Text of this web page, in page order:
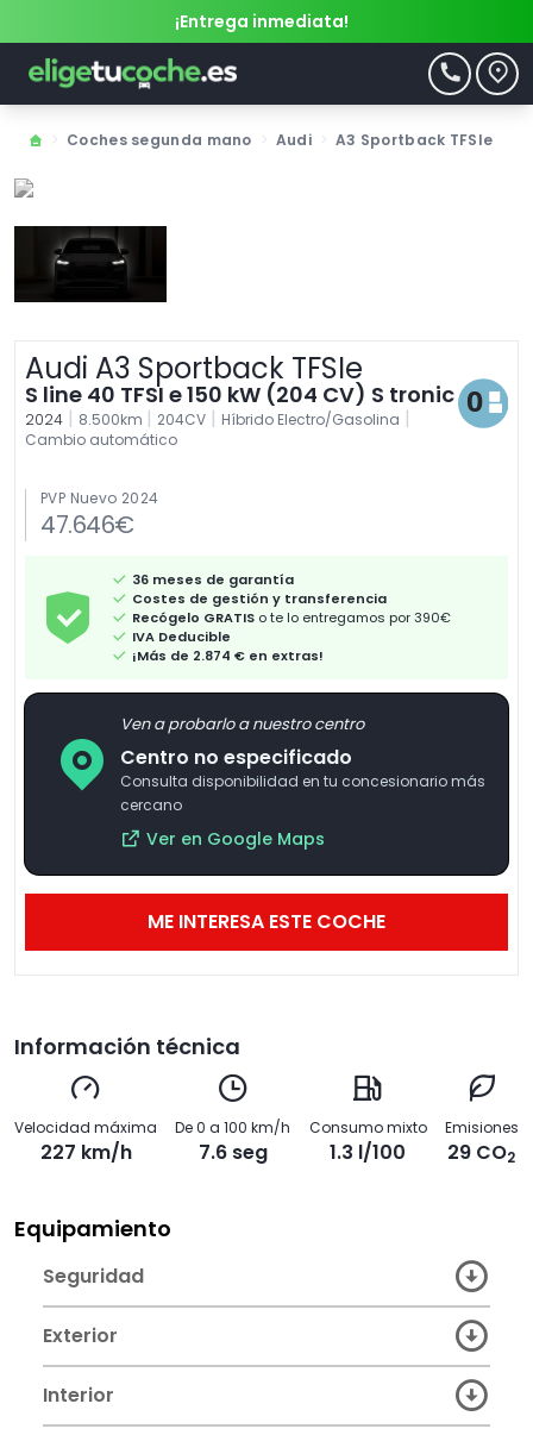
¡Entrega inmediata!
Coches segunda mano Audi A3 Sportback TFSIe
Audi A3 Sportback TFSIe
S line 40 TFSI e 150 kW (204 CV) S tronic
2024 | 8.500km | 204CV | Híbrido Electro/Gasolina |
Cambio automático
PVP Nuevo 2024
47.646€
36 meses de garantía
Costes de gestión y transferencia
Recógelo GRATIS o te lo entregamos por 390€
IVA Deducible
¡Más de 2.874 € en extras!
Ven a probarlo a nuestro centro
Centro no especificado
Consulta disponibilidad en tu concesionario más
cercano
Ver en Google Maps
ME INTERESA ESTE COCHE
Información técnica
Velocidad máxima
227 km/h
De 0 a 100 km/h
7.6 seg
Consumo mixto
1.3 l/100
Emisiones
29 CO2
Equipamiento
Seguridad
Exterior
Interior